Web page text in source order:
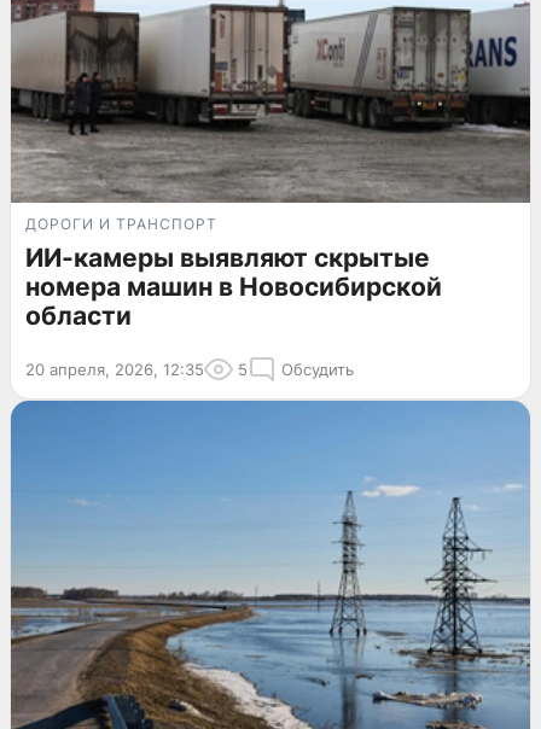
ДОРОГИ И ТРАНСПОРТ
ИИ-камеры выявляют скрытые
номера машин в Новосибирской
области
20 апреля, 2026, 12:35 5 Обсудить